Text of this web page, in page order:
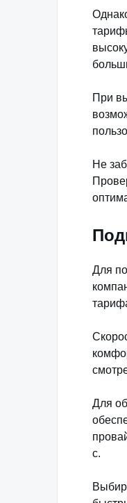
При
Не
Для
Для
с.